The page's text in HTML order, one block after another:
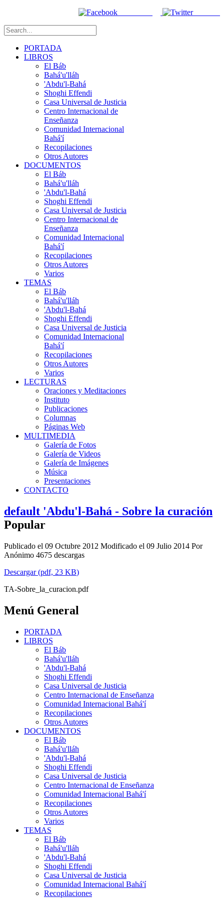
PORTADA
LIBROS
El Báb
Bahá'u'lláh
'Abdu'l-Bahá
Shoghi Effendi
Casa Universal de Justicia
Centro Internacional de
Enseñanza
Comunidad Internacional
Bahá'í
Recopilaciones
Otros Autores
DOCUMENTOS
El Báb
Bahá'u'lláh
'Abdu'l-Bahá
Shoghi Effendi
Casa Universal de Justicia
Centro Internacional de
Enseñanza
Comunidad Internacional
Bahá'í
Recopilaciones
Otros Autores
Varios
TEMAS
El Báb
Bahá'u'lláh
'Abdu'l-Bahá
Shoghi Effendi
Casa Universal de Justicia
Comunidad Internacional
Bahá'í
Recopilaciones
Otros Autores
Varios
LECTURAS
Oraciones y Meditaciones
Instituto
Publicaciones
Columnas
Páginas Web
MULTIMEDIA
Galería de Fotos
Galería de Videos
Galería de Imágenes
Música
Presentaciones
CONTACTO
default 'Abdu'l-Bahá - Sobre la curación
Popular
Publicado el 09 Octubre 2012 Modificado el 09 Julio 2014 Por
Anónimo 4675 descargas
Descargar(pdf, 23 KB)
TA-Sobre_la_curacion.pdf
Menú General
PORTADA
LIBROS
El Báb
Bahá'u'lláh
'Abdu'l-Bahá
Shoghi Effendi
Casa Universal de Justicia
Centro Internacional de Enseñanza
Comunidad Internacional Bahá'í
Recopilaciones
Otros Autores
DOCUMENTOS
El Báb
Bahá'u'lláh
'Abdu'l-Bahá
Shoghi Effendi
Casa Universal de Justicia
Centro Internacional de Enseñanza
Comunidad Internacional Bahá'í
Recopilaciones
Otros Autores
Varios
TEMAS
El Báb
Bahá'u'lláh
'Abdu'l-Bahá
Shoghi Effendi
Casa Universal de Justicia
Comunidad Internacional Bahá'í
Recopilaciones